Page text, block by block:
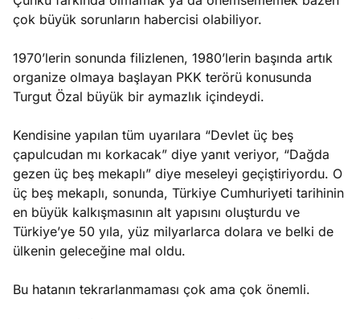
çok büyük sorunların habercisi olabiliyor.
1970’lerin sonunda filizlenen, 1980’lerin başında artık
organize olmaya başlayan PKK terörü konusunda
Turgut Özal büyük bir aymazlık içindeydi.
Kendisine yapılan tüm uyarılara “Devlet üç beş
çapulcudan mı korkacak” diye yanıt veriyor, “Dağda
gezen üç beş mekaplı” diye meseleyi geçiştiriyordu. O
üç beş mekaplı, sonunda, Türkiye Cumhuriyeti tarihinin
en büyük kalkışmasının alt yapısını oluşturdu ve
Türkiye’ye 50 yıla, yüz milyarlarca dolara ve belki de
ülkenin geleceğine mal oldu.
Bu hatanın tekrarlanmaması çok ama çok önemli.